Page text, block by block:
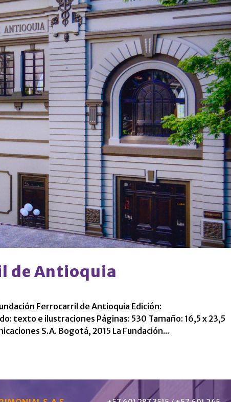
de Antioquia
Ferrocarril de Antioquia Edición:
texto e ilustraciones Páginas: 530 Tamaño: 16,5 x 23,5
S.A. Bogotá, 2015 La Fundación...